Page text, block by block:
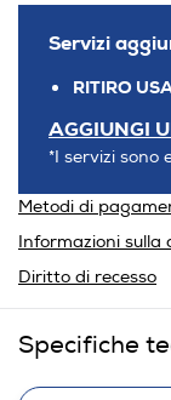
Servizi
RITIRO
AGGIUNGI
*I servizi sono
Metodi di
Informazioni sulla
Diritto di recesso
Specifiche